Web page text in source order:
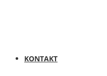
KONTAKT